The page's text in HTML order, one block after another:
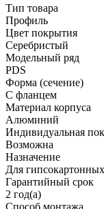
Тип товара
Профиль
Цвет покрытия
Серебристый
Модельный ряд
PDS
Форма (сечение)
С фланцем
Материал корпуса
Алюминий
Индивидуальная
Возможна
Назначение
Для
Гарантийный срок
2 год(а)
Способ монтажа